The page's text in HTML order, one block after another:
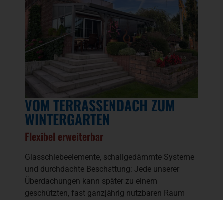
VOM TERRASSENDACH ZUM
WINTERGARTEN
Flexibel erweiterbar
Glasschiebeelemente, schallgedämmte Systeme
und durchdachte Beschattung: Jede unserer
Überdachungen kann später zu einem
geschützten, fast ganzjährig nutzbaren Raum